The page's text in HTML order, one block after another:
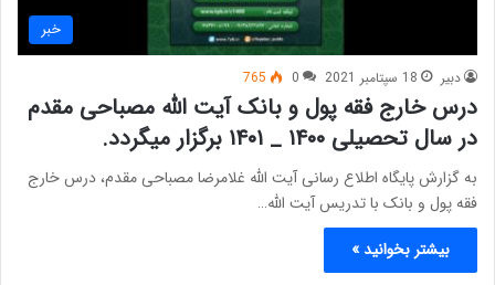
خبر
دبیر 18 سپتامبر 2021 0
765
درس خارج فقه پول و بانک آیت الله مصباحی مقدم
در سال تحصیلی ۱۴۰۰ _ ۱۴۰۱ برگزار میگردد.
به گزارش پایگاه اطلاع رسانی آیت الله غلامرضا مصباحی مقدم، درس خارج
فقه پول و بانک با تدریس آیت الله…
بیشتر بخوانید »